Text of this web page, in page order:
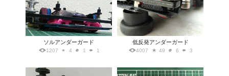
ソルアンダーガード
1207 4 1 1
低反発アンダーガード
4007 49 6 3